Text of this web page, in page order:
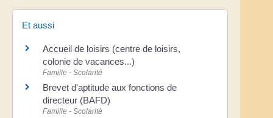
Et aussi
Accueil de loisirs (centre de loisirs,
colonie de vacances...)
Famille - Scolarité
Brevet d'aptitude aux fonctions de
directeur (BAFD)
Famille - Scolarité